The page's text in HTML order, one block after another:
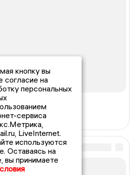
кнопку вы
согласие на
персональных
сервиса
LiveInternet.
используются
Оставаясь на
вы принимаете